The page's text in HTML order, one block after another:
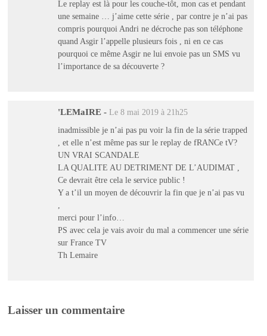
Le replay est là pour les couche-tôt, mon cas et pendant
une semaine … j’aime cette série , par contre je n’ai pas
compris pourquoi Andri ne décroche pas son téléphone
quand Asgir l’appelle plusieurs fois , ni en ce cas
pourquoi ce même Asgir ne lui envoie pas un SMS vu
l’importance de sa découverte ?
'LEMaIRE - Le 8 mai 2019 à 21h25
inadmissible je n’ai pas pu voir la fin de la série trapped
, et elle n’est même pas sur le replay de fRANCe tV?
UN VRAI SCANDALE
LA QUALITE AU DETRIMENT DE L’AUDIMAT ,
Ce devrait être cela le service public !
Y a t’il un moyen de découvrir la fin que je n’ai pas vu
merci pour l’info…
PS avec cela je vais avoir du mal a commencer une série
sur France TV
Th Lemaire
Laisser un commentaire